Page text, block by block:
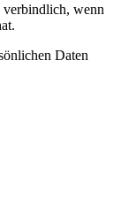
verbindlich, wenn
Daten